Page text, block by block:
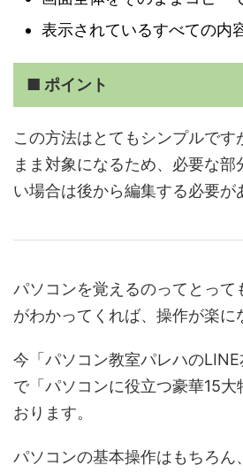
表示されているすべての内
■ ポイント
この方法はとてもシンプルで
まま対象になるため、必要な部
い場合は後から編集する必要が
パソコンを覚えるのってとって
がわかってくれば、操作が楽に
今「パソコン教室パレハのLINE
で「パソコンに役立つ豪華15大
おります。
パソコンの基本操作はもちろん